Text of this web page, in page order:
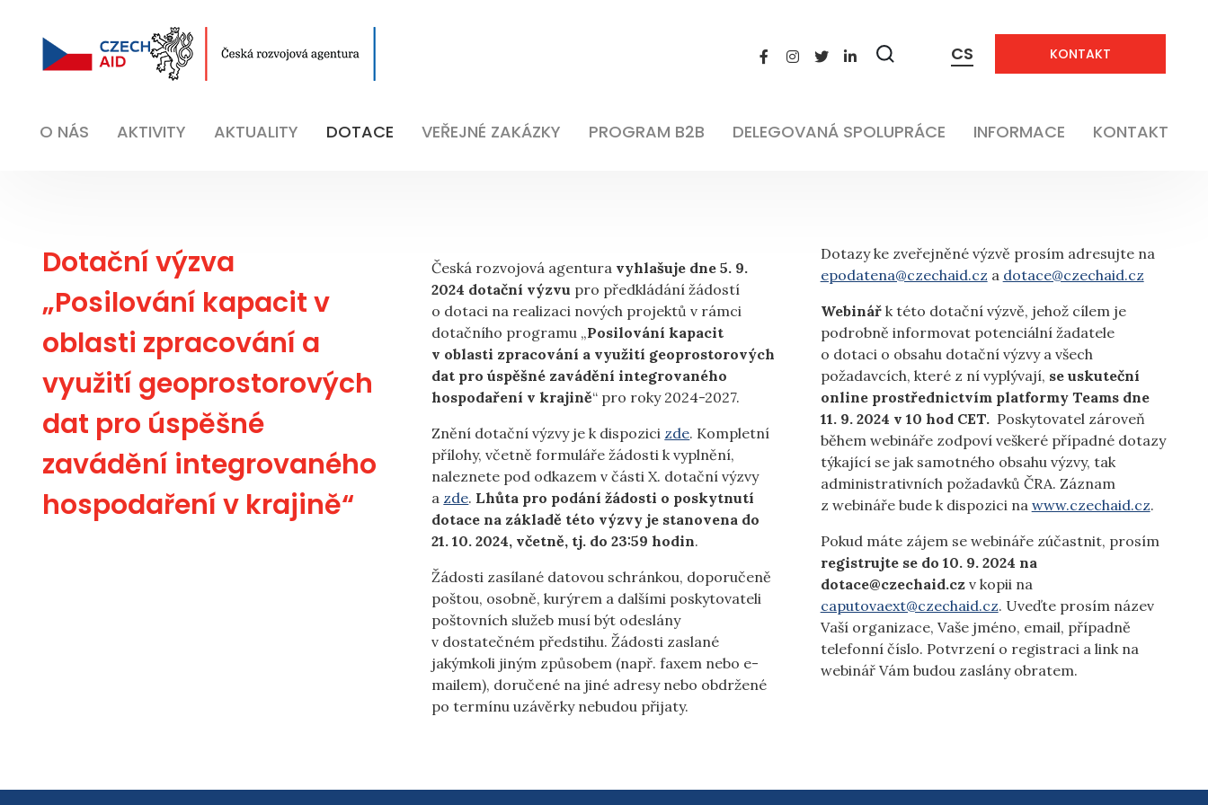
Zobrazit
CS KONTAKT
O NÁS AKTIVITY AKTUALITY DOTACE VEŘEJNÉ ZAKÁZKY PROGRAM B2B DELEGOVANÁ SPOLUPRÁCE INFORMACE KONTAKT
Dotační výzva
„Posilování kapacit v
oblasti zpracování a
využití geoprostorových
dat pro úspěšné
zavádění integrovaného
hospodaření v krajině“
Česká rozvojová agentura vyhlašuje dne 5. 9.
2024 dotační výzvu pro předkládání žádostí
o dotaci na realizaci nových projektů v rámci
dotačního programu „Posilování kapacit
v oblasti zpracování a využití geoprostorových
dat pro úspěšné zavádění integrovaného
hospodaření v krajině“ pro roky 2024-2027.
Znění dotační výzvy je k dispozici zde. Kompletní
přílohy, včetně formuláře žádosti k vyplnění,
naleznete pod odkazem v části X. dotační výzvy
a zde. Lhůta pro podání žádosti o poskytnutí
dotace na základě této výzvy je stanovena do
21. 10. 2024, včetně, tj. do 23:59 hodin.
Žádosti zasílané datovou schránkou, doporučeně
poštou, osobně, kurýrem a dalšími poskytovateli
poštovních služeb musí být odeslány
v dostatečném předstihu. Žádosti zaslané
jakýmkoli jiným způsobem (např. faxem nebo e-
mailem), doručené na jiné adresy nebo obdržené
po termínu uzávěrky nebudou přijaty.
Dotazy ke zveřejněné výzvě prosím adresujte na
epodatena@czechaid.cz a dotace@czechaid.cz
Webinářk této dotační výzvě, jehož cílem je
podrobně informovat potenciální žadatele
o dotaci o obsahu dotační výzvy a všech
požadavcích, které z ní vyplývají, se uskuteční
online prostřednictvím platformy Teams dne
11. 9. 2024 v 10 hod CET.Poskytovatel zároveň
během webináře zodpoví veškeré případné dotazy
týkající se jak samotného obsahu výzvy, tak
administrativních požadavků ČRA. Záznam
z webináře bude k dispozici na www.czechaid.cz.
Pokud máte zájem se webináře zúčastnit, prosím
registrujte se do 10. 9. 2024 na
dotace@czechaid.czv kopii na
caputovaext@czechaid.cz. Uveďte prosím název
Vaší organizace, Vaše jméno, email, případně
telefonní číslo. Potvrzení o registraci a link na
webinář Vám budou zaslány obratem.